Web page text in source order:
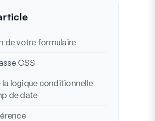
de votre formulaire
CSS
logique conditionnelle
de date